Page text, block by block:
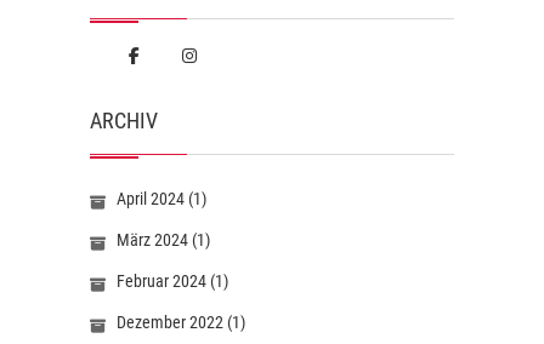
ARCHIV
April 2024 (1)
März 2024 (1)
Februar 2024 (1)
Dezember 2022 (1)